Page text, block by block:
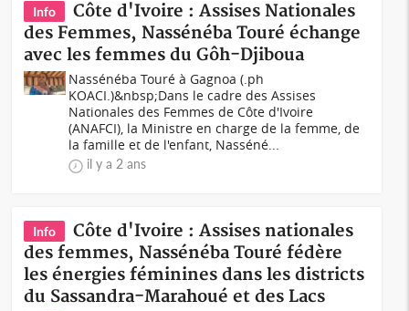
Info
Côte d'Ivoire : Assises Nationales
des Femmes, Nassénéba Touré échange
avec les femmes du Gôh-Djiboua
Nassénéba Touré à Gagnoa (.ph
KOACI.)&nbsp;Dans le cadre des Assises
Nationales des Femmes de Côte d'Ivoire
(ANAFCI), la Ministre en charge de la femme, de
la famille et de l'enfant, Nasséné...
il y a 2 ans
Info
Côte d'Ivoire : Assises nationales
des femmes, Nassénéba Touré fédère
les énergies féminines dans les districts
du Sassandra-Marahoué et des Lacs